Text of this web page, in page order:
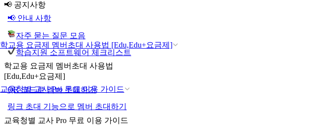
학교용 요금제 멤버초대 사용법 [Edu,Edu+요금제]
교육청별 교사 Pro 무료 이용 가이드
📢 공지사항
📢 안내 사항
자주 묻는 질문 모음
학습지원 소프트웨어 체크리스트
학교용 요금제 멤버초대 사용법
[Edu,Edu+요금제]
QR 코드로 멤버 초대하기
링크 초대 기능으로 멤버 초대하기
교육청별 교사 Pro 무료 이용 가이드